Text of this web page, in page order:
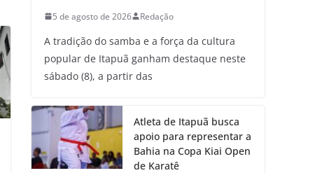
5 de agosto de 2026 Redação
A tradição do samba e a força da cultura
popular de Itapuã ganham destaque neste
sábado (8), a partir das
Atleta de Itapuã busca
apoio para representar a
Bahia na Copa Kiai Open
de Karatê